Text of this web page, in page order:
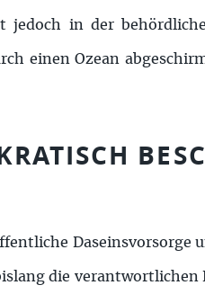
in der
einen Ozean
Daseinsvorsorge
die verantwortlichen